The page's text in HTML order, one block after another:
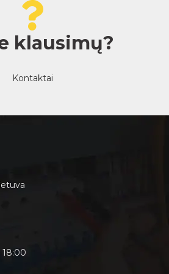
klausimų?
Kontaktai